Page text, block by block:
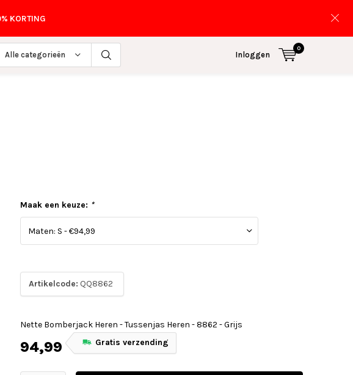
Alle categorieën Inloggen
0
KORTING
Maak een keuze: *
Artikelcode: QQ8862
Nette Bomberjack Heren - Tussenjas Heren - 8862 - Grijs
94,99 Gratis verzending